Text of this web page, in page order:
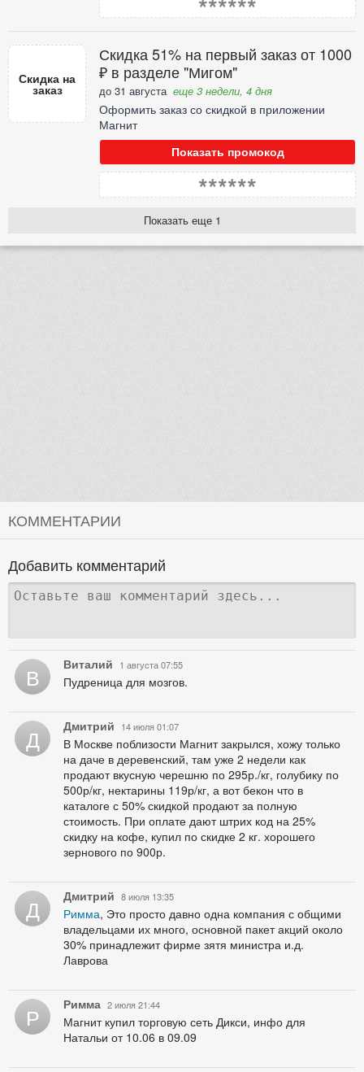
******
Скидка на
заказ
Скидка 51% на первый заказ от 1000
₽ в разделе "Мигом"
до 31 августа еще 3 недели, 4 дня
Оформить заказ со скидкой в приложении
Магнит
Показать промокод
******
Показать еще 1
КОММЕНТАРИИ
Добавить комментарий
В Виталий 1 августа 07:55
Пудреница для мозгов.
Д Дмитрий 14 июля 01:07
В Москве поблизости Магнит закрылся, хожу только
на даче в деревенский, там уже 2 недели как
продают вкусную черешню по 295р./кг, голубику по
500р/кг, нектарины 119р/кг, а вот бекон что в
каталоге с 50% скидкой продают за полную
стоимость. При оплате дают штрих код на 25%
скидку на кофе, купил по скидке 2 кг. хорошего
зернового по 900р.
Д Дмитрий 8 июля 13:35
Римма, Это просто давно одна компания с общими
владельцами их много, основной пакет акций около
30% принадлежит фирме зятя министра и.д.
Лаврова
Р Римма 2 июля 21:44
Магнит купил торговую сеть Дикси, инфо для
Натальи от 10.06 в 09.09